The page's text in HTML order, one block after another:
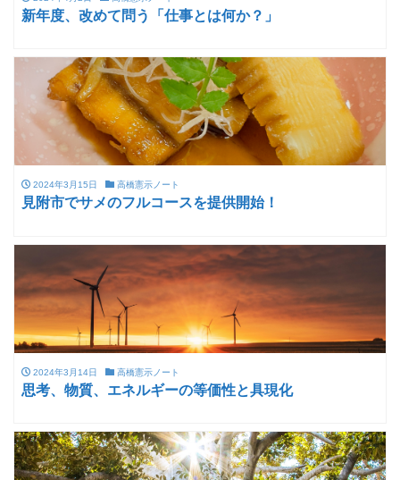
新年度、改めて問う「仕事とは何か？」
2024年3月15日 高橋憲示ノート
見附市でサメのフルコースを提供開始！
2024年3月14日 高橋憲示ノート
思考、物質、エネルギーの等価性と具現化